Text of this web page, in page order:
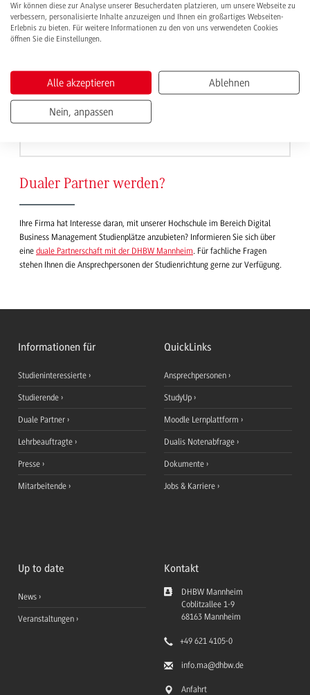
GmbH
Coface SA, Niederlassung in Deutschland Mainz
Deutsche Bahn AG .
Dualer Partner werden?
Ihre Firma hat Interesse daran, mit unserer Hochschule im Bereich Digital
Business Management Studienplätze anzubieten? Informieren Sie sich über
eine duale Partnerschaft mit der DHBW Mannheim. Für fachliche Fragen
stehen Ihnen die Ansprechpersonen der Studienrichtung gerne zur Verfügung.
Informationen für
Studieninteressierte
Studierende
Duale Partner
Lehrbeauftragte
Presse
Mitarbeitende
QuickLinks
Ansprechpersonen
StudyUp
Moodle Lernplattform
Dualis Notenabfrage
Dokumente
Jobs & Karriere
Up to date
News
Veranstaltungen
Kontakt
DHBW Mannheim
Coblitzallee 1-9
68163 Mannheim
+49 621 4105-0
info.ma@dhbw.de
Anfahrt
Wir können diese zur Analyse unserer Besucherdaten platzieren, um unsere Webseite zu
verbessern, personalisierte Inhalte anzuzeigen und Ihnen ein großartiges Webseiten-
Erlebnis zu bieten. Für weitere Informationen zu den von uns verwendeten Cookies
öffnen Sie die Einstellungen.
Alle akzeptieren Ablehnen
Nein, anpassen